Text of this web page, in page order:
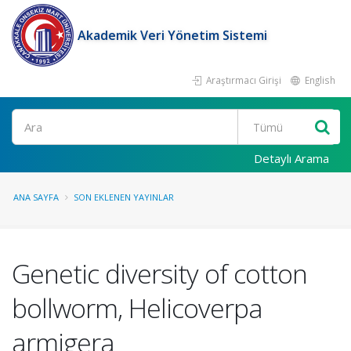
Akademik Veri Yönetim Sistemi
Araştırmacı Girişi English
Ara
Detaylı Arama
ANA SAYFA SON EKLENEN YAYINLAR
Genetic diversity of cotton
bollworm, Helicoverpa
armigera